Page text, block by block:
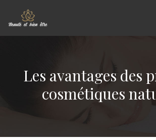
Les avantages des
cosmétiques